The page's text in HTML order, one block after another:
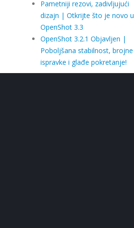
Pametniji rezovi, zadivljujući
dizajn | Otkrijte što je novo u
OpenShot 3.3
OpenShot 3.2.1 Objavljen |
Poboljšana stabilnost, brojne
ispravke i glađe pokretanje!